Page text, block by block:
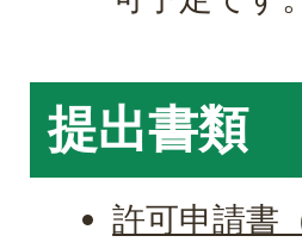
提出書類
許可申請書